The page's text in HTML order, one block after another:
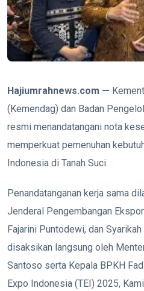
Hajiumrahnews.com —
(Kemendag) dan Badan
resmi menandatangani nota
memperkuat pemenuhan
Indonesia di Tanah Suci.
Penandatanganan kerja sama
Jenderal Pengembangan
Fajarini Puntodewi, dan
disaksikan langsung oleh
Santoso serta Kepala BPKH
Expo Indonesia (TEI) 2025,